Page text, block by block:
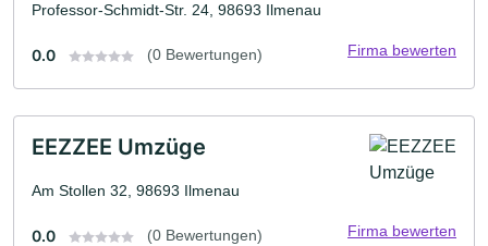
Professor-Schmidt-Str. 24, 98693 Ilmenau
0.0 (0 Bewertungen) Firma bewerten
EEZZEE Umzüge
Am Stollen 32, 98693 Ilmenau
0.0 (0 Bewertungen) Firma bewerten